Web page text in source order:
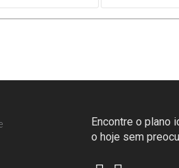
Encontre o plano
o hoje sem